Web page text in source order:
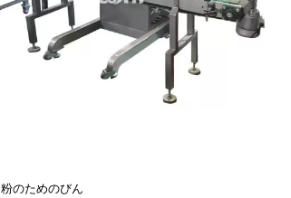
粉のためのびん